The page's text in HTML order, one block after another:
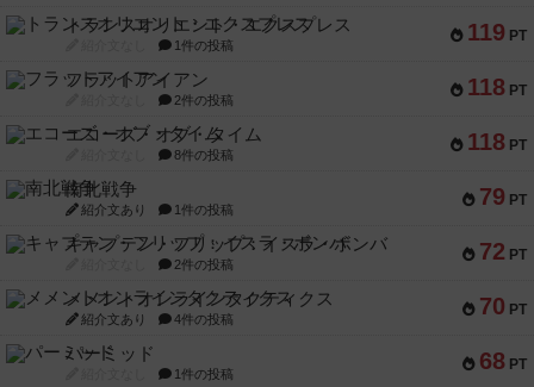
119 PT
トランスオリエント・エクスプレス
1件の投稿
118 PT
フラットアイアン
2件の投稿
118 PT
エコーズ・オブ・タイム
8件の投稿
79 PT
南北戦争
紹介文あり 1件の投稿
72 PT
キャプテン・フリップ：イスラ・ボンバ
2件の投稿
70 PT
メメントオンラインタクティクス
紹介文あり 4件の投稿
68 PT
パーミッド
1件の投稿